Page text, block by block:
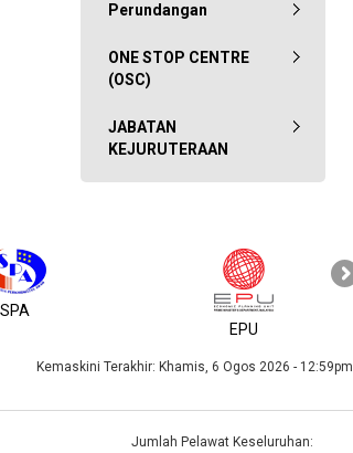
Perundangan
ONE STOP CENTRE
(OSC)
JABATAN
KEJURUTERAAN
SPA
EPU
Kemaskini Terakhir: Khamis, 6 Ogos 2026 - 12:59pm
Jumlah Pelawat Keseluruhan: